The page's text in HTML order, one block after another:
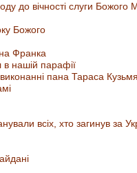
до вічності слуги
Божого
Франка
в нашій парафії
пана Тараса
всіх, хто загинув за